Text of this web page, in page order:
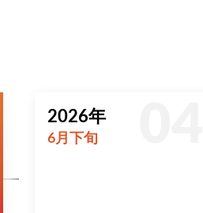
2026年
6月下旬